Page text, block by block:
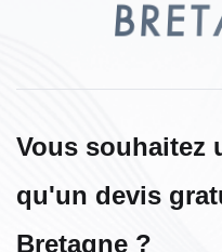
BRET
Vous souhaitez
qu'un devis
Bretagne ?